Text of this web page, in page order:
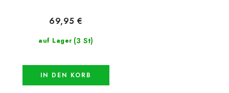
auf Lager (3 St)
69,95 €
IN DEN KORB